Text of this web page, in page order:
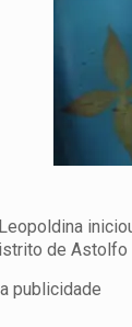
de Astolfo
publicidade